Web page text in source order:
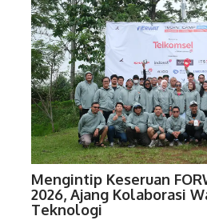
Mengintip Keseruan
2026, Ajang Kolaborasi
Teknologi